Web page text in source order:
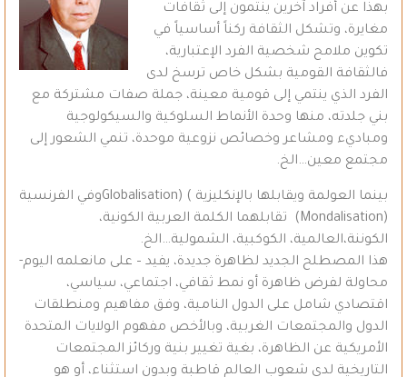
بهذا عن أفراد آخرين ينتمون إلى ثقافات
مغايرة، وتشكل الثقافة ركناً أساسياً في
تكوين ملامح شخصية الفرد الإعتبارية،
فالثقافة القومية بشكل خاص ترسخ لدى
الفرد الذي ينتمي إلى قومية معينة، جملة صفات مشتركة مع
بني جلدته، منها وحدة الأنماط السلوكية والسيكولوجية
ومباديء ومشاعر وخصائص نزوعية موحدة، تنمي الشعور إلى
مجتمع معين…الخ.
بينما العولمة ويقابلها بالإنكليزية ) (Globalisationوفي الفرنسية
(Mondalisation) تقابلهما الكلمة العربية الكونية،
الكوننة،العالمية، الكوكبية، الشمولية…الخ.
هذا المصطلح الجديد لظاهرة جديدة، يفيد – على مانعلمه اليوم-
محاولة لفرض ظاهرة أو نمط ثقافي، اجتماعي، سياسي،
اقتصادي شامل على الدول النامية، وفق مفاهيم ومنطلقات
الدول والمجتمعات الغربية، وبالأخص مفهوم الولايات المتحدة
الأمريكية عن الظاهرة، بغية تغيير بنية وركائز المجتمعات
التاريخية لدى شعوب العالم قاطبة وبدون استثناء، أو هو